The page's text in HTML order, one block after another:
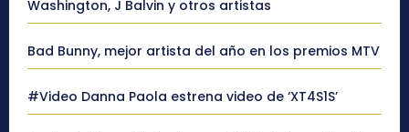
Washington, J Balvin y otros artistas
Bad Bunny, mejor artista del año en los premios MTV
#Video Danna Paola estrena video de ‘XT4S1S’